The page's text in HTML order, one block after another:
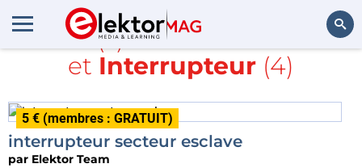
Rechercher
Article(s) avec la balise
CES
et Interrupteur (4)
5 € (membres : GRATUIT)
interrupteur secteur esclave
par Elektor Team